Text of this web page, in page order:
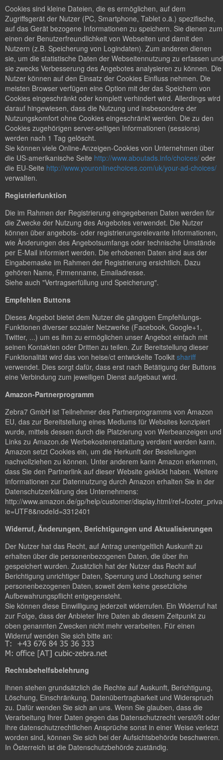
Cookies sind kleine Dateien, die es ermöglichen, auf dem
Zugriffsgerät der Nutzer (PC, Smartphone, Tablet o.ä.) spezifische,
auf das Gerät bezogene Informationen zu speichern. Sie dienen zum
einen der Benutzerfreundlichkeit von Webseiten und damit den
Nutzern (z.B. Speicherung von Logindaten). Zum anderen dienen
sie, um die statistische Daten der Webseitennutzung zu erfassen und
sie zwecks Verbesserung des Angebotes analysieren zu können. Die
Nutzer können auf den Einsatz der Cookies Einfluss nehmen. Die
meisten Browser verfügen eine Option mit der das Speichern von
Cookies eingeschränkt oder komplett verhindert wird. Allerdings wird
darauf hingewiesen, dass die Nutzung und insbesondere der
Nutzungskomfort ohne Cookies eingeschränkt werden. Die zu den
Cookies zugehörigen server-seitigen Informationen (sessions)
werden nach 1 Tag gelöscht.
Sie können viele Online-Anzeigen-Cookies von Unternehmen über
die US-amerikanische Seite http://www.aboutads.info/choices/ oder
die EU-Seite http://www.youronlinechoices.com/uk/your-ad-choices/
verwalten.
Registrierfunktion
Die im Rahmen der Registrierung eingegebenen Daten werden für
die Zwecke der Nutzung des Angebotes verwendet. Die Nutzer
können über angebots- oder registrierungsrelevante Informationen,
wie Änderungen des Angebotsumfangs oder technische Umstände
per E-Mail informiert werden. Die erhobenen Daten sind aus der
Eingabemaske im Rahmen der Registrierung ersichtlich. Dazu
gehören Name, Firmenname, Emailadresse.
Siehe auch "Vertragserfüllung und Speicherung".
Empfehlen Buttons
Dieses Angebot bietet dem Nutzer die gängigen Empfehlungs-
Funktionen diverser sozialer Netzwerke (Facebook, Google+1,
Twitter, ...) um es ihm zu ermöglichen unser Angebot einfach mit
seinen Kontakten oder Dritten zu teilen. Zur Bereitstellung dieser
Funktionalität wird das von heise/ct entwickelte Toolkit shariff
verwendet. Dies sorgt dafür, dass erst nach Betätigung der Buttons
eine Verbindung zum jeweiligen Dienst aufgebaut wird.
Amazon-Partnerprogramm
Zebra7 GmbH ist Teilnehmer des Partnerprogramms von Amazon
EU, das zur Bereitstellung eines Mediums für Websites konzipiert
wurde, mittels dessen durch die Platzierung von Werbeanzeigen und
Links zu Amazon.de Werbekostenerstattung verdient werden kann.
Amazon setzt Cookies ein, um die Herkunft der Bestellungen
nachvollziehen zu können. Unter anderem kann Amazon erkennen,
dass Sie den Partnerlink auf dieser Website geklickt haben. Weitere
Informationen zur Datennutzung durch Amazon erhalten Sie in der
Datenschutzerklärung des Unternehmens:
http://www.amazon.de/gp/help/customer/display.html/
ie=UTF8&nodeId=3312401
Widerruf, Änderungen, Berichtigungen und Aktualisierungen
Der Nutzer hat das Recht, auf Antrag unentgeltlich Auskunft zu
erhalten über die personenbezogenen Daten, die über ihn
gespeichert wurden. Zusätzlich hat der Nutzer das Recht auf
Berichtigung unrichtiger Daten, Sperrung und Löschung seiner
personenbezogenen Daten, soweit dem keine gesetzliche
Aufbewahrungspflicht entgegensteht.
Sie können diese Einwilligung jederzeit widerrufen. Ein Widerruf hat
zur Folge, dass der Anbieter Ihre Daten ab diesem Zeitpunkt zu
oben genannten Zwecken nicht mehr verarbeiten. Für einen
Widerruf wenden Sie sich bitte an:
Rechtsbehelfsbelehrung
Ihnen stehen grundsätzlich die Rechte auf Auskunft, Berichtigung,
Löschung, Einschränkung, Datenübertragbarkeit und Widerspruch
zu. Dafür wenden Sie sich an uns. Wenn Sie glauben, dass die
Verarbeitung Ihrer Daten gegen das Datenschutzrecht verstößt oder
Ihre datenschutzrechtlichen Ansprüche sonst in einer Weise verletzt
worden sind, können Sie sich bei der Aufsichtsbehörde beschweren.
In Österreich ist die Datenschutzbehörde zuständig.